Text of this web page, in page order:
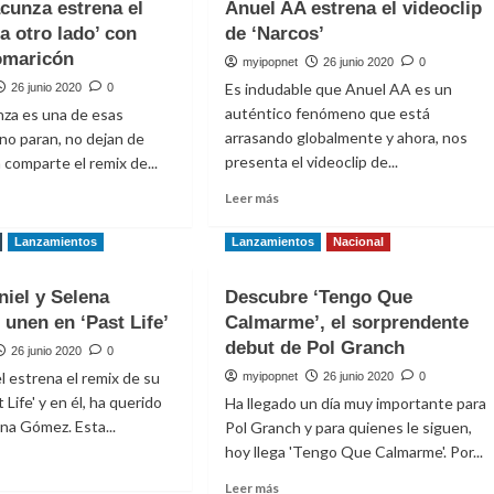
Moliner
estrena
el
de
‘La
Bestia’
estrena el
otro lado’ con
26 junio 2020 0
es una de esas
paran, no dejan de
comparte el remix de...
Anuel AA estrena el videoclip
de ‘Narcos’
myipopnet 26 junio 2020 0
Es indudable que Anuel AA es un
auténtico fenómeno que está
arrasando globalmente y ahora, nos
presenta el videoclip de...
Leer másLeer
sobre
estrena
el
videoclip
‘Narcos’
Lanzamientos
y Selena
en ‘Past Life’
26 junio 2020 0
estrena el remix de su
Life' y en él, ha querido
Gómez. Esta...
Lanzamientos Nacional
Descubre ‘Tengo Que
Calmarme’, el sorprendente
debut de Pol Granch
myipopnet 26 junio 2020 0
Ha llegado un día muy importante para
Pol Granch y para quienes le siguen,
hoy llega 'Tengo Que Calmarme'. Por...
Leer másLeer